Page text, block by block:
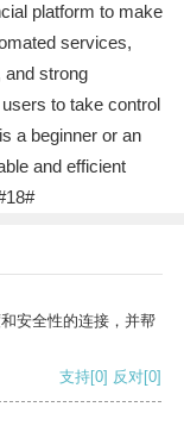
platform to make
services,
and strong
to take control
a beginner or an
and efficient
安全性的连接，并帮
支持[0] 反对[0]